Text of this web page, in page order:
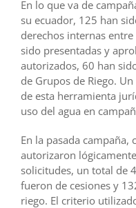
En lo que va de
su ecuador, 125 han
derechos internas
sido presentadas y
autorizados, 60 han
de Grupos de Riego.
de esta herramienta
uso del agua en
En la pasada
autorizaron
solicitudes, un total de
fueron de cesiones y
riego. El criterio